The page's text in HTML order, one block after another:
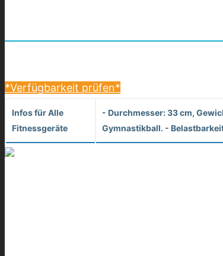
*Verfügbarkeit prüfen*
Infos für Alle
Fitnessgeräte
- Durchmesser: 33 cm,
Gymnastikball. -